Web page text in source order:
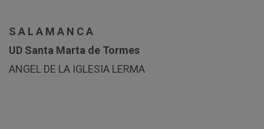
S A L A M A N C A
UD Santa Marta de Tormes
ANGEL DE LA IGLESIA LERMA